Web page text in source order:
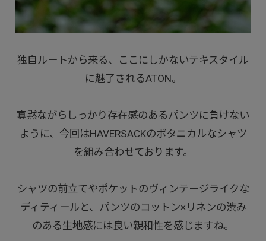
独自ルートから来る、ここにしかないテキスタイル
に魅了されるATON。
寡黙ながらしっかり存在感のあるパンツに負けない
ように、今回はHAVERSACKのボタニカルなシャツ
を組み合わせております。
シャツの前立てやポケットのヴィンテージライクな
ディティールと、パンツのコットン×リネンの渋み
のある生地感には良い親和性を感じますね。